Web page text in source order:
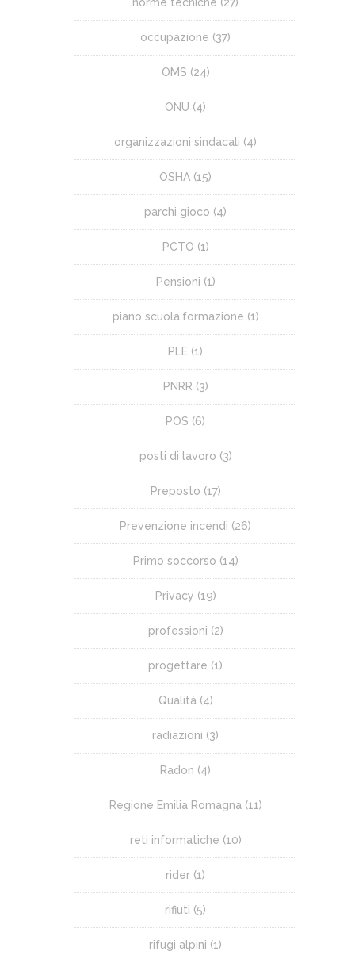
occupazione (37)
OMS (24)
ONU (4)
organizzazioni sindacali (4)
OSHA (15)
parchi gioco (4)
PCTO (1)
Pensioni (1)
piano scuola.formazione (1)
PLE (1)
PNRR (3)
POS (6)
posti di lavoro (3)
Preposto (17)
Prevenzione incendi (26)
Primo soccorso (14)
Privacy (19)
professioni (2)
progettare (1)
Qualità (4)
radiazioni (3)
Radon (4)
Regione Emilia Romagna (11)
reti informatiche (10)
rider (1)
rifiuti (5)
rifugi alpini (1)